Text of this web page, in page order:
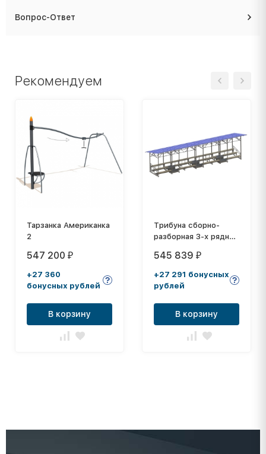
Вопрос-Ответ
Рекомендуем
Тарзанка Американка
2
547 200 ₽
+27 360
бонусных рублей
В корзину
Трибуна сборно-
разборная 3-х рядная
деревянными
скамейками (с
навесом) СТ-254
545 839 ₽
+27 291 бонусных
рублей
В корзину